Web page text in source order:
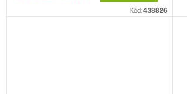
Kód:438826